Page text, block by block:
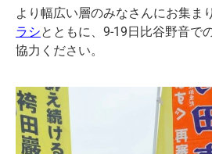
より幅広い層のみなさんにお集ま
ラシとともに、9-19日比谷野音で
協力くださ い。